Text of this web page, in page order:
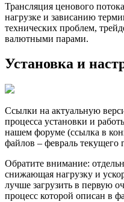
Трансляция ценового
нагрузке и зависанию
технических проблем,
валютными парами.
Установка и
Ссылки на актуальную
процесса установки и
нашем форуме (ссылка в
файлов – февраль текущего
Обратите внимание:
снижающая нагрузку и
лучше загрузить в первую
процесс которой описан в